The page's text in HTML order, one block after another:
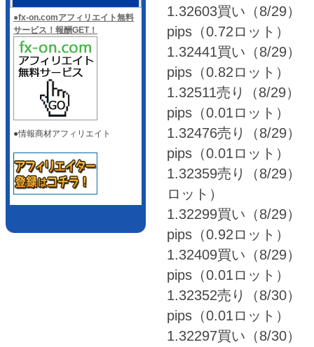
1.32603買い（8/29
pips（0.72ロット）
1.32441買い（8/29
pips（0.82ロット）
1.32511売り（8/29
pips（0.01ロット）
1.32476売り（8/29
pips（0.01ロット）
1.32359売り（8/29
ロット）
1.32299買い（8/29
pips（0.92ロット）
1.32409買い（8/29
pips（0.01ロット）
1.32352売り（8/30
pips（0.01ロット）
1.32297買い（8/30
●fx-on.comアフィリエイト無料
サービス！報酬GET！
●情報商材アフィリエイト